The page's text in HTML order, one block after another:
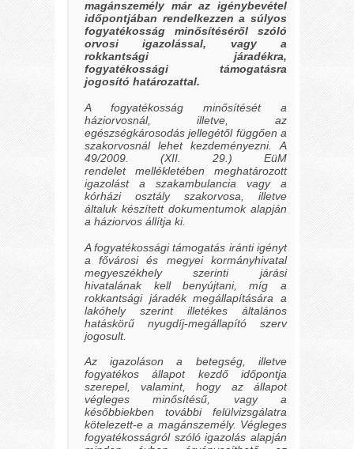
magánszemély már az igénybevétel
időpontjában rendelkezzen a súlyos
fogyatékosság minősítéséről szóló
orvosi igazolással, vagy a
rokkantsági járadékra,
fogyatékossági támogatásra
jogosító határozattal.
A fogyatékosság minősítését a
háziorvosnál, illetve, az
egészségkárosodás jellegétől függően a
szakorvosnál lehet kezdeményezni. A
49/2009. (XII. 29.) EüM
rendelet mellékletében meghatározott
igazolást a szakambulancia vagy a
kórházi osztály szakorvosa, illetve
általuk készített dokumentumok alapján
a háziorvos állítja ki.
A fogyatékossági támogatás iránti igényt
a fővárosi és megyei kormányhivatal
megyeszékhely szerinti járási
hivatalának kell benyújtani, míg a
rokkantsági járadék megállapítására a
lakóhely szerint illetékes általános
hatáskörű nyugdíj-megállapító szerv
jogosult.
Az igazoláson a betegség, illetve
fogyatékos állapot kezdő időpontja
szerepel, valamint, hogy az állapot
végleges minősítésű, vagy a
későbbiekben további felülvizsgálatra
kötelezett-e a magánszemély. Végleges
fogyatékosságról szóló igazolás alapján